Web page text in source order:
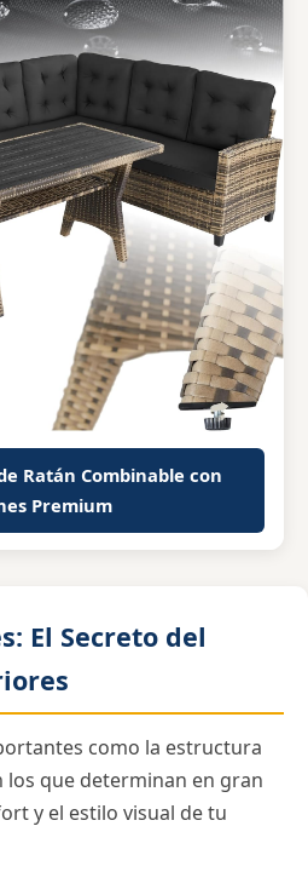
Ratán Combinable con
Premium
El Secreto del
como la estructura
los que determinan en gran
y el estilo visual de tu